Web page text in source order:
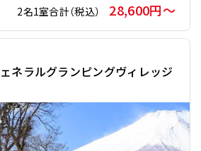
#バレルサウナ
2名1室合計（税込） 28,600円〜
ネラルグランピングヴィレッジ